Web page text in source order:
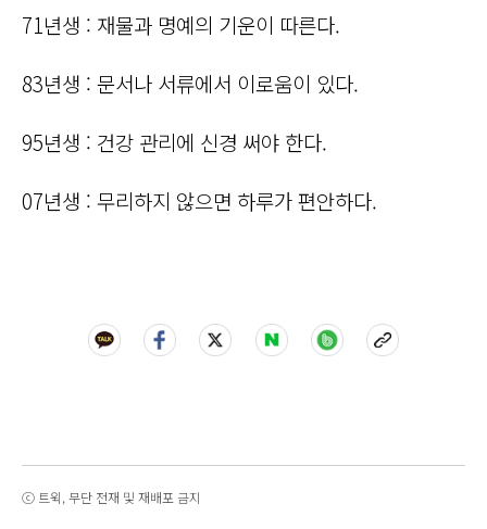
71년생 : 재물과 명예의 기운이 따른다.
83년생 : 문서나 서류에서 이로움이 있다.
95년생 : 건강 관리에 신경 써야 한다.
07년생 : 무리하지 않으면 하루가 편안하다.
ⓒ 트윅, 무단 전재 및 재배포 금지